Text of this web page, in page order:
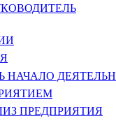
НАЧАЛО
ПРЕДПРИЯТИЯ